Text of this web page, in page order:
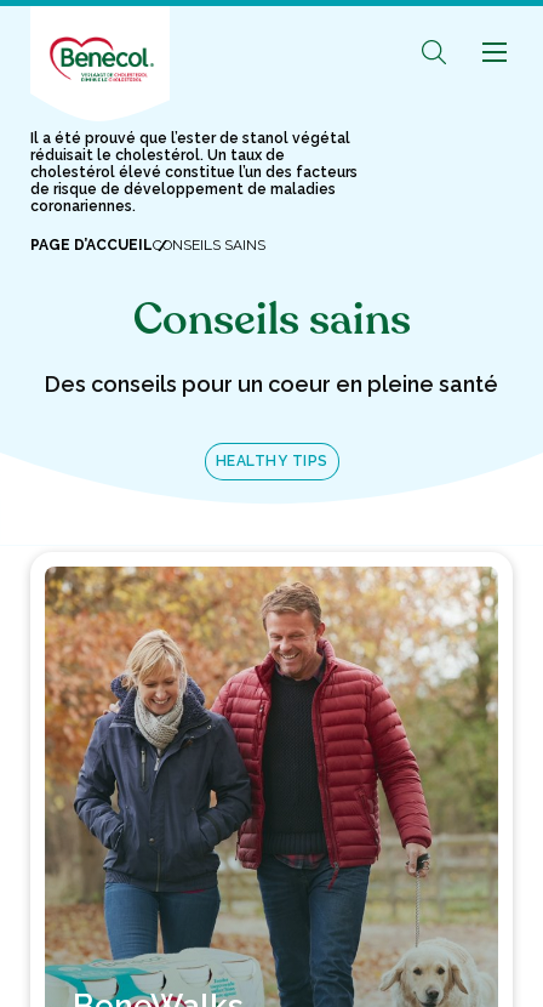
Il a été prouvé que l’ester de stanol végétal
réduisait le cholestérol. Un taux de
cholestérol élevé constitue l’un des facteurs
de risque de développement de maladies
coronariennes.
PAGE D’ACCUEILCONSEILS SAINS
Conseils sains
Des conseils pour un coeur en pleine santé
HEALTHY TIPS